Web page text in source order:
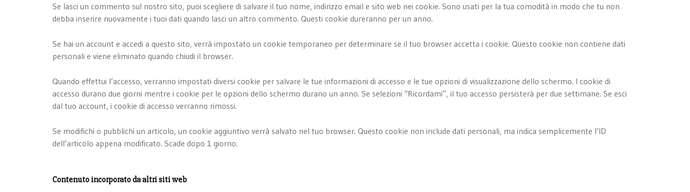
Se lasci un commento sul nostro sito, puoi scegliere di salvare il tuo nome, indirizzo email e sito web nei cookie. Sono usati per la tua comodità in modo che tu non
debba inserire nuovamente i tuoi dati quando lasci un altro commento. Questi cookie dureranno per un anno.
Se hai un account e accedi a questo sito, verrà impostato un cookie temporaneo per determinare se il tuo browser accetta i cookie. Questo cookie non contiene dati
personali e viene eliminato quando chiudi il browser.
Quando effettui l’accesso, verranno impostati diversi cookie per salvare le tue informazioni di accesso e le tue opzioni di visualizzazione dello schermo. I cookie di
accesso durano due giorni mentre i cookie per le opzioni dello schermo durano un anno. Se selezioni “Ricordami”, il tuo accesso persisterà per due settimane. Se esci
dal tuo account, i cookie di accesso verranno rimossi.
Se modifichi o pubblichi un articolo, un cookie aggiuntivo verrà salvato nel tuo browser. Questo cookie non include dati personali, ma indica semplicemente l’ID
dell’articolo appena modificato. Scade dopo 1 giorno.
Contenuto incorporato da altri siti web